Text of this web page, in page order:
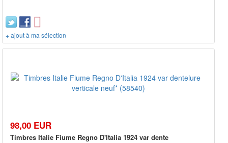
+ ajout à ma sélection
98,00 EUR
Timbres Italie Fiume Regno D'Italia 1924 var dente